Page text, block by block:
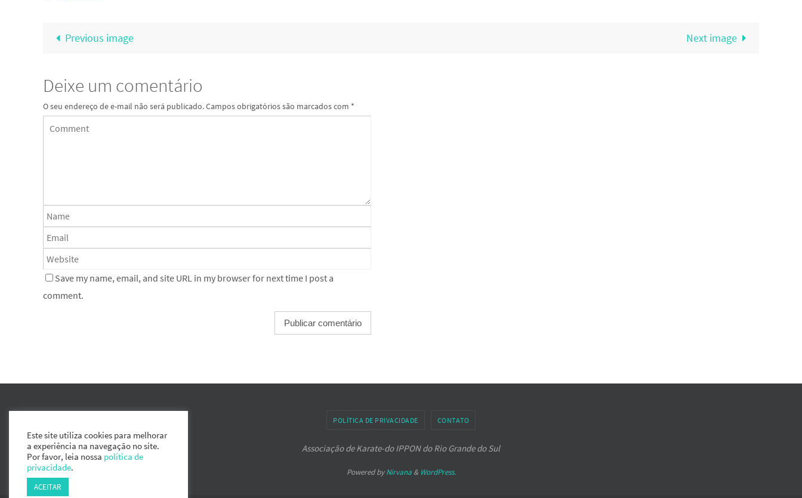
Previous image Next image
Deixe um comentário
O seu endereço de e-mail não será publicado.Campos obrigatórios são marcados com *
Save my name, email, and site URL in my browser for next time I post a
comment.
POLÍTICA DE PRIVACIDADE CONTATO
Associação de Karate-do IPPON do Rio Grande do Sul
Powered byNirvana& WordPress.
Este site utiliza cookies para melhorar
a experiência na navegação no site.
Por favor, leia nossa política de
privacidade.
ACEITAR